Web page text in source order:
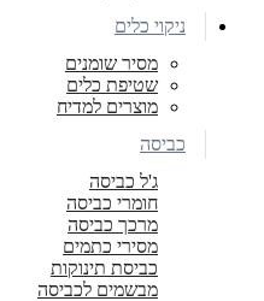
ניקוי כלים
מסיר שומנים
שטיפת כלים
מוצרים למדיח
כביסה
ג'ל כביסה
חומרי כביסה
מרכך כביסה
מסירי כתמים
כביסת תינוקות
מבשמים לכביסה